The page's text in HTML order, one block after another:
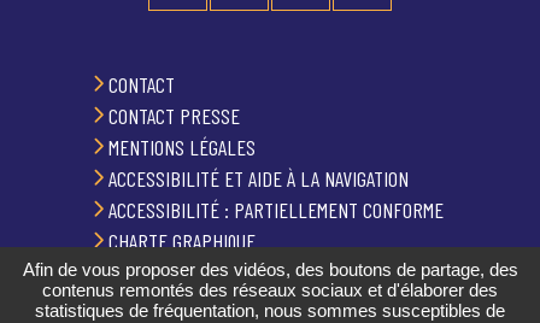
CONTACT
CONTACT PRESSE
MENTIONS LÉGALES
ACCESSIBILITÉ ET AIDE À LA NAVIGATION
ACCESSIBILITÉ : PARTIELLEMENT CONFORME
CHARTE GRAPHIQUE
PLAN DU SITE
GESTION DES COOKIES
Afin de vous proposer des vidéos, des boutons de partage, des
contenus remontés des réseaux sociaux et d'élaborer des
statistiques de fréquentation, nous sommes susceptibles de